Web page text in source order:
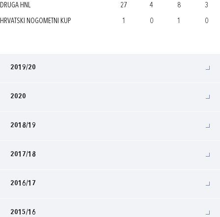
DRUGA HNL 27 4 8 3
HRVATSKI NOGOMETNI KUP 1 0 1 0
2019/20
2020
2018/19
2017/18
2016/17
2015/16